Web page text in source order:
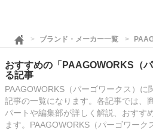
ブランド・メーカー一覧
おすすめの「PAAGOWORKS（
る記事
PAAGOWORKS（パーゴワークス）に
記事の一覧になります。各記事では、
パートや編集部が詳しく解説、おすす
ます。PAAGOWORKS（パーゴワー